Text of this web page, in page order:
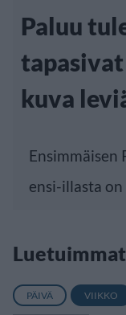
Paluu
kuva
ensi-illasta
Luetuimmat
PÄIVÄ VIIKKO